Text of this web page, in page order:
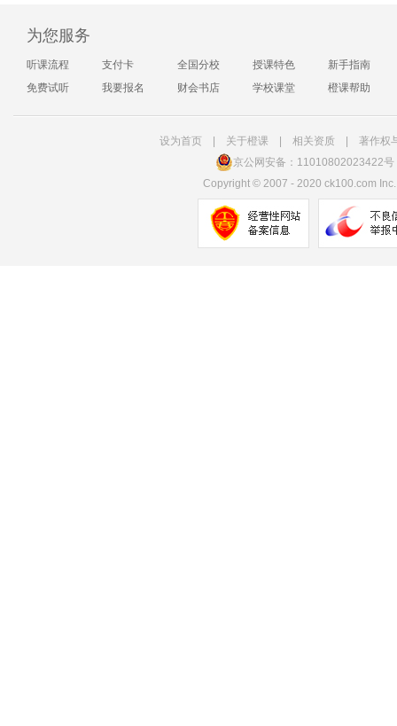
为您服务
听课流程 支付卡 全国分校 授课特色
新手指南
免费试听
我要报名 财会书店 学校课堂 橙课帮助
设为首页| 关于橙课| 相关资质
著作权
京公网安备：11010802023422号
Copyright ©2007 - 2020 ck100.com